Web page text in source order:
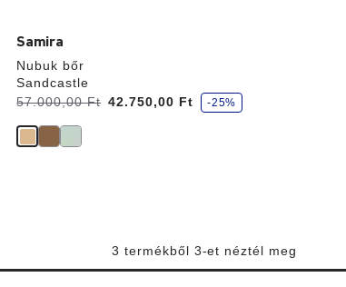
Samira
Nubuk bőr
Sandcastle
Volt:
57.000,00 Ft
most 42.750,00 Ft
k
e
v
e
-25%
3 termékből 3-et néztél meg